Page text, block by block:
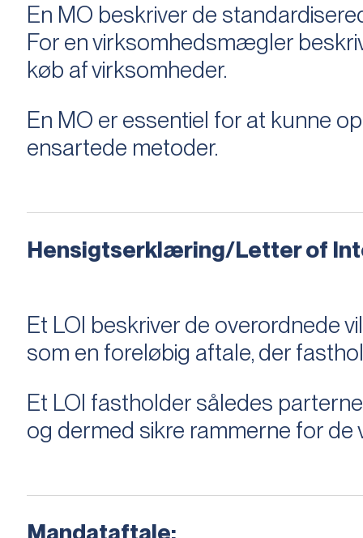
En MO beskriver de
For en virksomhedsmægler
køb af virksomheder.
En MO er essentiel for at kunne
ensartede metoder.
Hensigtserklæring/Letter of
Et LOI beskriver de overordnede
som en foreløbig aftale, der
Et LOI fastholder således
og dermed sikre rammerne for de
Mandataftale: